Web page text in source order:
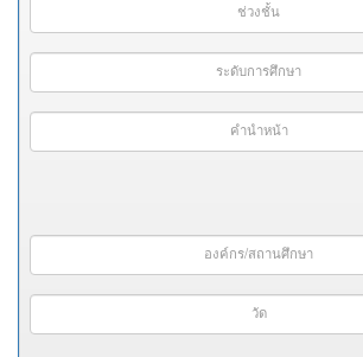
ช่วงชั้น
ระดับการศึกษา
คำนำหน้า
องค์กร/สถานศึกษา
วัด